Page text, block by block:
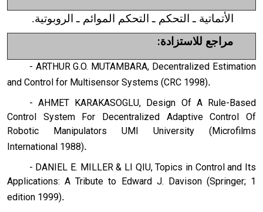
الأتماتية ـ التحكم ـ التحكم الموائم ـ الروبوتية.
مراجع للاستزادة:
- ARTHUR G.O. MUTAMBARA, Decentralized Estimation
and Control for Multisensor Systems (CRC 1998).
- AHMET KARAKASOGLU, Design Of A Rule-Based
Control System For Decentralized Adaptive Control Of
Robotic Manipulators UMI University (Microfilms
International 1988).
- DANIEL E. MILLER & LI QIU, Topics in Control and Its
Applications: A Tribute to Edward J. Davison (Springer; 1
edition 1999).